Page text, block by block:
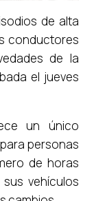
de alta
conductores
de la
el jueves
un único
personas
de horas
vehículos